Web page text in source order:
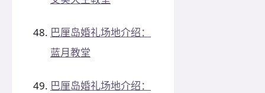
巴厘岛婚礼场地介绍：
蓝月教堂
巴厘岛婚礼场地介绍：